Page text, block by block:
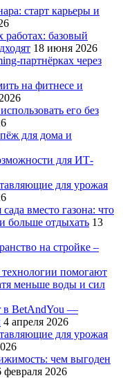
старт карьеры и
базовый
18 июня 2026
партнёрках через
на фитнесе и
его без
для дома и
для ИТ-
для урожая
вместо газона: что
больше отдыхать 13
на стройке –
помогают
меньше воды и сил
в BetAndYou —
4 апреля 2026
для урожая
чем выгоден
февраля 2026